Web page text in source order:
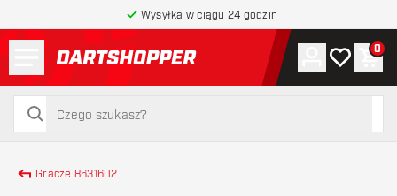
Wysyłka w ciągu 24 godzin
powrót do strony głównej
szukaj
szukaj
Konto
Moja lista
0
Gracze 8631602